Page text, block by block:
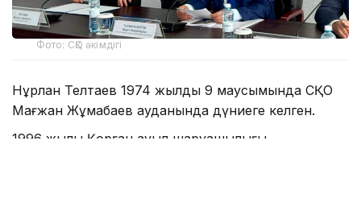
Фото: СҚО әкімдігі
Нұрлан Телтаев 1974 жылдың 9 маусымында СҚО
Мағжан Жұмабаев ауданында дүниеге келген.
1996 жылы Қорған ауыл шаруашылығы